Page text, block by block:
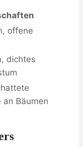
offene
dichtes
an Bäumen